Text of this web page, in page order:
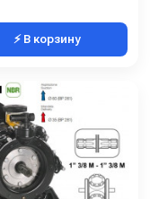
⚡ В корзину